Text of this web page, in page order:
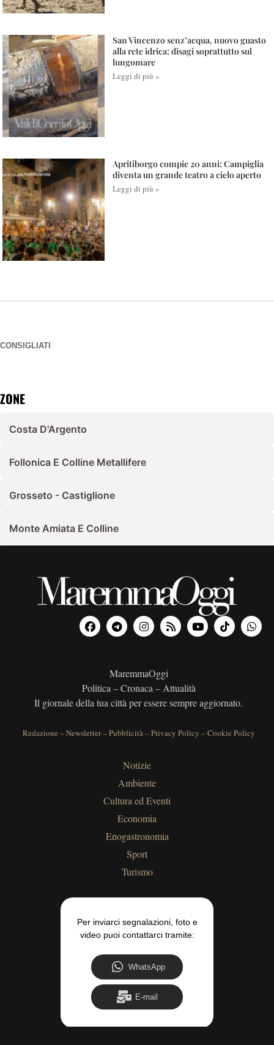
San Vincenzo senz’acqua, nuovo guasto
alla rete idrica: disagi soprattutto sul
lungomare
Leggi di più »
Apritiborgo compie 20 anni: Campiglia
diventa un grande teatro a cielo aperto
Leggi di più »
CONSIGLIATI
ZONE
Costa D'Argento
Follonica E Colline Metallifere
Grosseto - Castiglione
Monte Amiata E Colline
MaremmaOggi
Politica – Cronaca – Attualità
Il giornale della tua città per essere sempre aggiornato.
Redazione –Newsletter–Pubblicità–Privacy Policy –Cookie Policy
Notizie
Ambiente
Cultura ed Eventi
Economia
Enogastronomia
Sport
Turismo
Per inviarci segnalazioni, foto e
video puoi contattarci tramite:
WhatsApp
E-mail